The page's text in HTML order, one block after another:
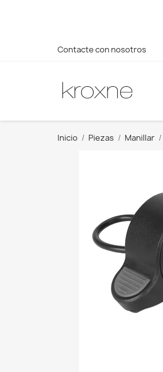
Contacte con nosotros
Inicio Piezas Manillar